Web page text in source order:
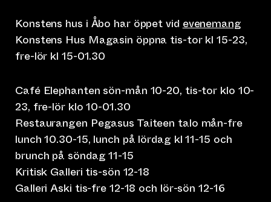
Konstens hus i Åbo har öppet vid evenemang
Konstens Hus Magasin öppna tis-tor kl 15-23,
fre-lör kl 15-01.30
Café Elephanten sön-mån 10-20, tis-tor klo 10-
23, fre-lör klo 10-01.30
Restaurangen Pegasus Taiteen talo mån-fre
lunch 10.30-15, lunch på lördag kl 11-15 och
brunch på söndag 11-15
Kritisk Galleri tis-sön 12-18
Galleri Aski tis-fre 12-18 och lör-sön 12-16